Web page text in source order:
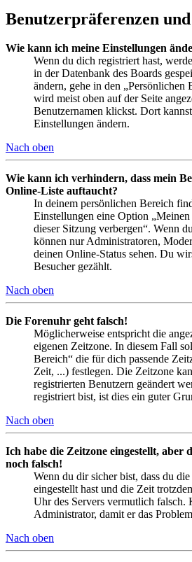
Benutzerpräferenzen
Wie kann ich meine Einstellungen
Wenn du dich registriert hast,
in der Datenbank des Boards
ändern, gehe in den „Persönlichen
wird meist oben auf der Seite
Benutzernamen klickst. Dort
Einstellungen ändern.
Nach oben
Wie kann ich verhindern, dass mein
Online-Liste auftaucht?
In deinem persönlichen Bereich
Einstellungen eine Option
dieser Sitzung verbergen“. Wenn
können nur Administratoren,
deinen Online-Status sehen. Du
Besucher gezählt.
Nach oben
Die Forenuhr geht falsch!
Möglicherweise entspricht die
eigenen Zeitzone. In diesem Fall
Bereich“ die für dich passende
Zeit, ...) festlegen. Die Zeitzone
registrierten Benutzern geändert
registriert bist, ist dies ein guter
Nach oben
Ich habe die Zeitzone eingestellt, aber
noch falsch!
Wenn du dir sicher bist, dass du
eingestellt hast und die Zeit
Uhr des Servers vermutlich falsch.
Administrator, damit er das
Nach oben